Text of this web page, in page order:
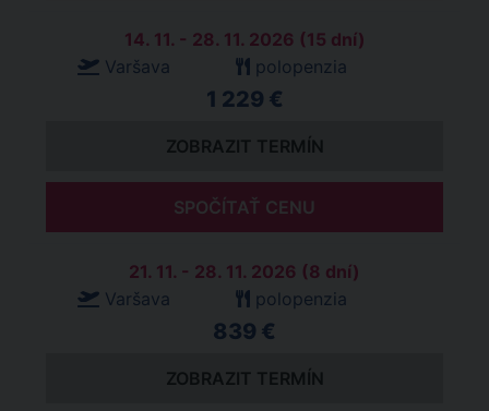
14. 11. - 28. 11. 2026 (15 dní)
Varšava
polopenzia
1 229 €
ZOBRAZIT TERMÍN
SPOČÍTAŤ CENU
21. 11. - 28. 11. 2026 (8 dní)
Varšava
polopenzia
839 €
ZOBRAZIT TERMÍN